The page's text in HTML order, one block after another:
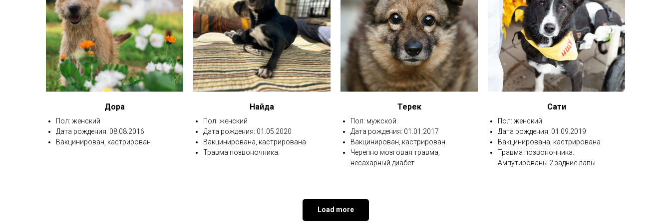
Дора
Пол: женский
Дата рождения: 08.08.2016
Вакцинирован, кастрирован
Найда
Пол: женский
Дата рождения: 01.05.2020
Вакцинирована, кастрирована
Травма позвоночника.
Терек
Пол: мужской.
Дата рождения: 01.01.2017
Вакцинирован, кастрирован
Черепно мозговая травма,
несахарный диабет
Сати
Пол: женский
Дата рождения: 01.09.2019
Вакцинирована, кастрирована
Травма позвоночника.
Ампутированы 2 задние лапы
Load more